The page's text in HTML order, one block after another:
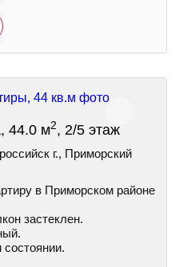
44.0 м2, 2/5 этаж
г., Приморский
в Приморском районе
застеклен.